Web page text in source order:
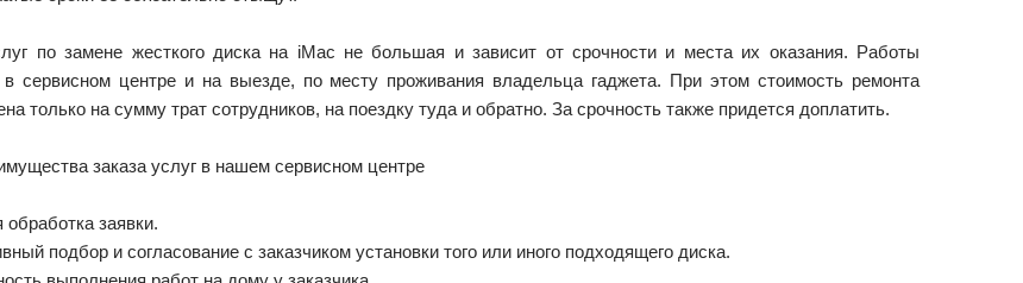
по замене жесткого диска на iMac не большая и зависит от срочности и места их оказания. Работы
сервисном центре и на выезде, по месту проживания владельца гаджета. При этом стоимость ремонта
только на сумму трат сотрудников, на поездку туда и обратно. За срочность также придется доплатить.
заказа услуг в нашем сервисном центре
обработка заявки.
подбор и согласование с заказчиком установки того или иного подходящего диска.